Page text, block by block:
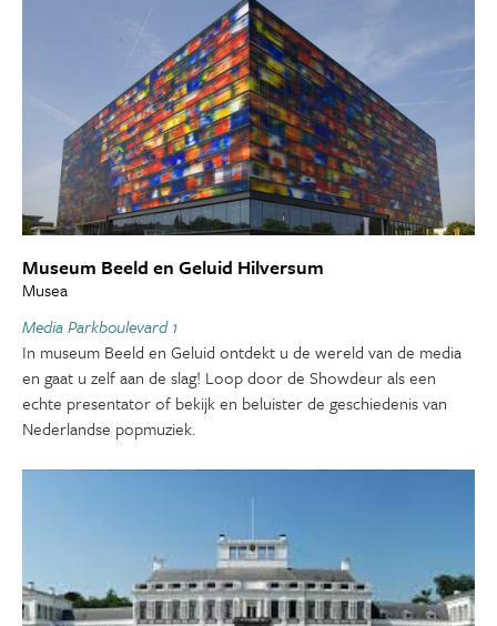
Museum Beeld en Geluid Hilversum
Musea
Media Parkboulevard 1
In museum Beeld en Geluid ontdekt u de wereld van de media
en gaat u zelf aan de slag! Loop door de Showdeur als een
echte presentator of bekijk en beluister de geschiedenis van
Nederlandse popmuziek.